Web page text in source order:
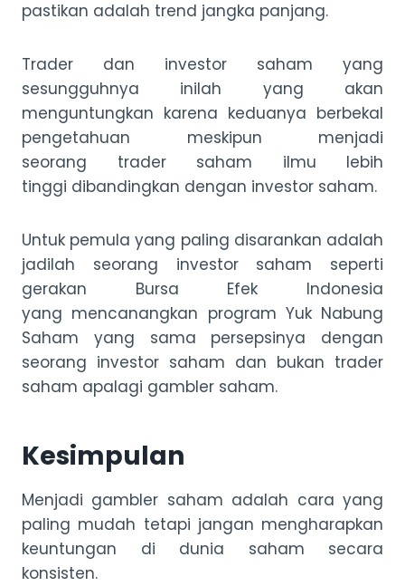
pastikan adalah trend jangka panjang.
Trader dan investor saham yang
sesungguhnya inilah yang akan
menguntungkan karena keduanya berbekal
pengetahuan meskipun menjadi
seorang trader saham ilmu lebih
tinggi dibandingkan dengan investor saham.
Untuk pemula yang paling disarankan adalah
jadilah seorang investor saham seperti
gerakan Bursa Efek Indonesia
yang mencanangkan program Yuk Nabung
Saham yang sama persepsinya dengan
seorang investor saham dan bukan trader
saham apalagi gambler saham.
Kesimpulan
Menjadi gambler saham adalah cara yang
paling mudah tetapi jangan mengharapkan
keuntungan di dunia saham secara
konsisten.